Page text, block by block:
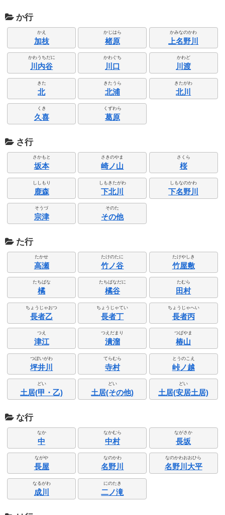
か行
かえ
加枝
かじはら
楮原
かみなのかわ
上名野川
かわうちだに
川内谷
かわぐち
川口
かわど
川渡
きた
北
きたうら
北浦
きたがわ
北川
くき
久喜
くずわら
葛原
さ行
さかもと
坂本
さきのやま
崎ノ山
さくら
桜
ししもり
鹿森
しもきたがわ
下北川
しもなのかわ
下名野川
そうづ
宗津
そのた
その他
た行
たかせ
高瀬
たけのたに
竹ノ谷
たけやしき
竹屋敷
たちばな
橘
たちばなだに
橘谷
たむら
田村
ちょうじゃおつ
長者乙
ちょうじゃてい
長者丁
ちょうじゃへい
長者丙
つえ
津江
つえだまり
潰溜
つばやま
椿山
つぼいがわ
坪井川
てらむら
寺村
とうのこえ
峠ノ越
どい
土居(甲・乙)
どい
土居(その他)
どい
土居(安居土居)
な行
なか
中
なかむら
中村
ながさか
長坂
ながや
長屋
なのかわ
名野川
なのかわおおひら
名野川大平
なるがわ
成川
にのたき
二ノ滝